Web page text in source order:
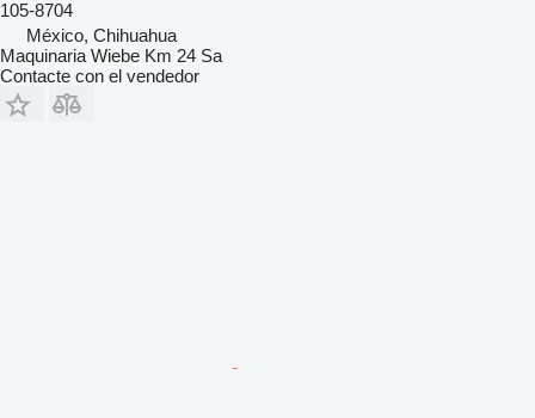
105-8704
México, Chihuahua
Maquinaria Wiebe Km 24 Sa
Contacte con el vendedor